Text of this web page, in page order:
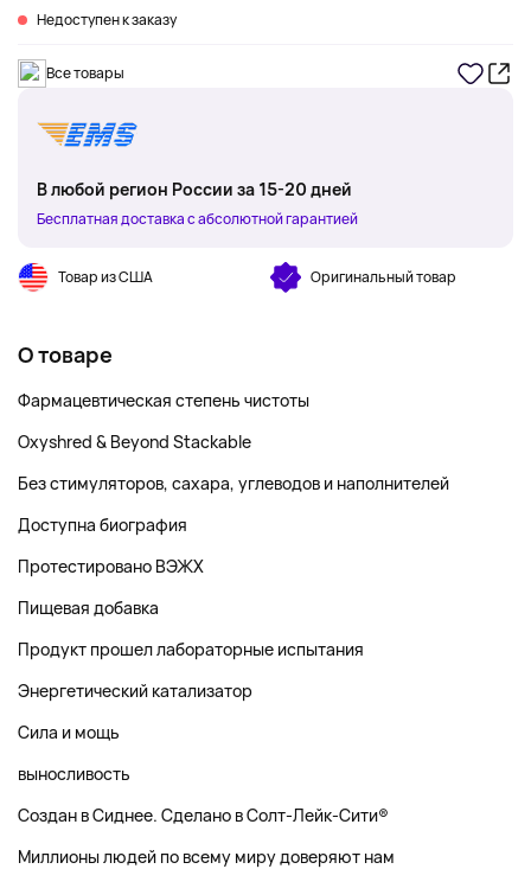
Недоступен к заказу
Все товары
В любой регион России за 15-20 дней
Бесплатная доставка с абсолютной гарантией
Товар из США Оригинальный товар
О товаре
Фармацевтическая степень чистоты
Oxyshred & Beyond Stackable
Без стимуляторов, сахара, углеводов и наполнителей
Доступна биография
Протестировано ВЭЖХ
Пищевая добавка
Продукт прошел лабораторные испытания
Энергетический катализатор
Сила и мощь
выносливость
Создан в Сиднее. Сделано в Солт-Лейк-Сити®
Миллионы людей по всему миру доверяют нам